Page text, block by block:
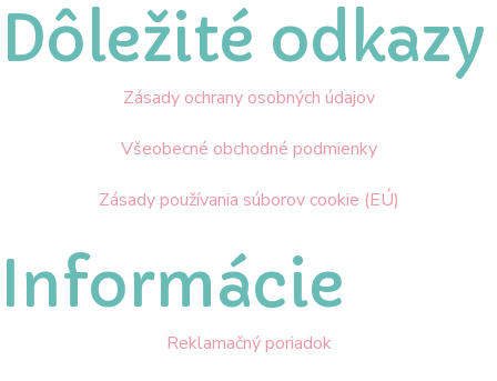
Dôležité odkazy
Zásady ochrany osobných údajov
Všeobecné obchodné podmienky
Zásady používania súborov cookie (EÚ)
Informácie
Reklamačný poriadok